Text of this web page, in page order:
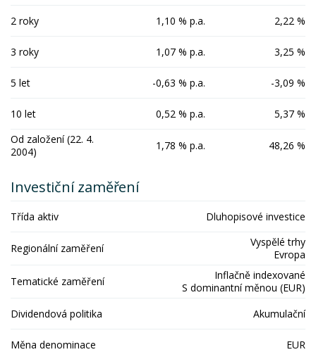
2 roky 1,10 % p.a. 2,22 %
3 roky 1,07 % p.a. 3,25 %
5 let -0,63 % p.a. -3,09 %
10 let 0,52 % p.a.
5,37 %
Od založení (22. 4.
2004)
1,78 % p.a. 48,26 %
Investiční zaměření
Třída aktiv Dluhopisové investice
Regionální zaměření
Vyspělé trhy
Evropa
Tematické zaměření
Inflačně indexované
S dominantní měnou (EUR)
Dividendová politika
Akumulační
Měna denominace EUR